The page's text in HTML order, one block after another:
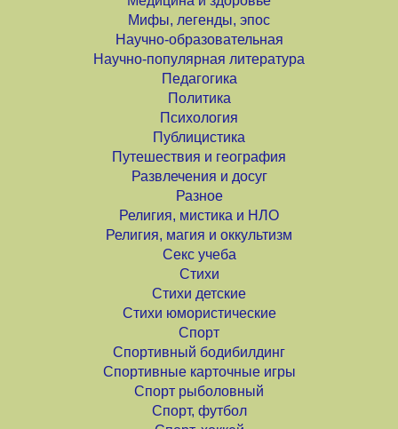
Мифы, легенды, эпос
Научно-образовательная
Научно-популярная литература
Педагогика
Политика
Психология
Публицистика
Путешествия и география
Развлечения и досуг
Разное
Религия, мистика и НЛО
Религия, магия и оккультизм
Секс учеба
Стихи
Стихи детские
Стихи юмористические
Спорт
Спортивный бодибилдинг
Спортивные карточные игры
Спорт рыболовный
Спорт, футбол